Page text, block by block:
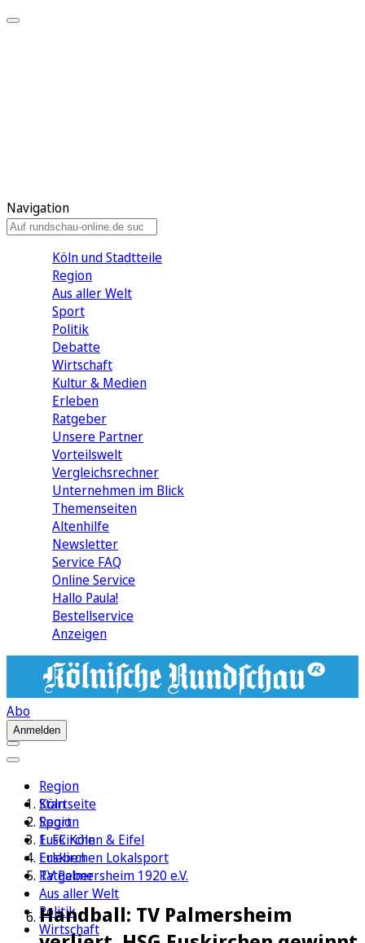
Navigation
Köln und Stadtteile
Region
Aus aller Welt
Sport
Politik
Debatte
Wirtschaft
Kultur & Medien
Erleben
Ratgeber
Unsere Partner
Vorteilswelt
Vergleichsrechner
Unternehmen im Blick
Themenseiten
Altenhilfe
Newsletter
Service FAQ
Online Service
Hallo Paula!
Bestellservice
Anzeigen
Abo
Anmelden
Region
Köln
Sport
1. FC Köln
Erleben
Ratgeber
Aus aller Welt
Politik
Wirtschaft
Startseite
Region
Euskirchen & Eifel
Euskirchen Lokalsport
TV Palmersheim 1920 e.V.
Handball: TV Palmersheim